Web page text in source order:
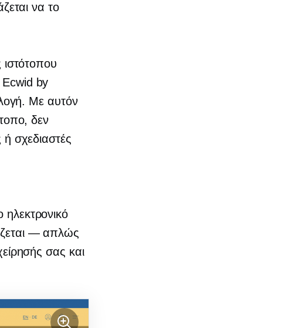
να το
Ecwid by
Με αυτόν
δεν
σχεδιαστές
ηλεκτρονικό
— απλώς
σας και